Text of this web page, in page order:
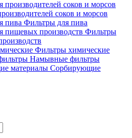
соков и морсов
Фильтры для пива
Фильтры
Фильтры химические
Намывные фильтры
Сорбирующие